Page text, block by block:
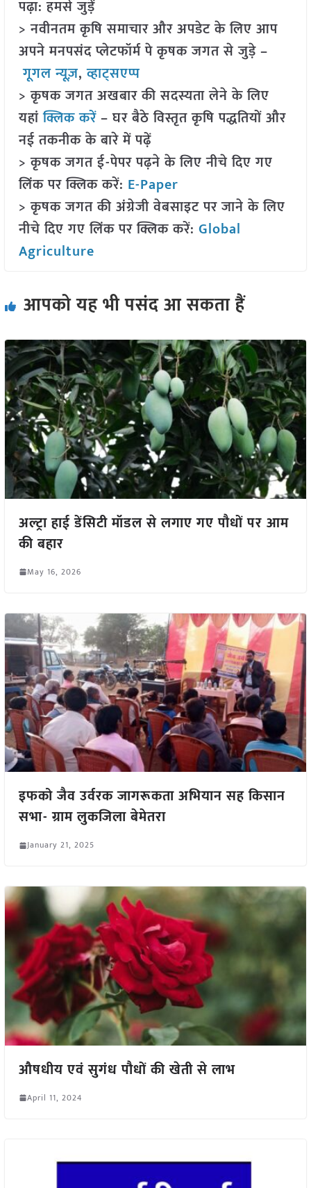
पढ़ा: हमसे जुड़ें
> नवीनतम कृषि समाचार और अपडेट के लिए आप
अपने मनपसंद प्लेटफॉर्म पे कृषक जगत से जुड़े –
गूगल न्यूज़,व्हाट्सएप्प
> कृषक जगत अखबार की सदस्यता लेने के लिए
यहांक्लिक करें– घर बैठे विस्तृत कृषि पद्धतियों और
नई तकनीक के बारे में पढ़ें
> कृषक जगत ई-पेपर पढ़ने के लिए नीचे दिए गए
लिंक पर क्लिक करें: E-Paper
> कृषक जगत की अंग्रेजी वेबसाइट पर जाने के लिए
नीचे दिए गए लिंक पर क्लिक करें: Global
Agriculture
आपको यह भी पसंद आ सकता हैं
अल्ट्रा हाई डेंसिटी मॉडल से लगाए गए पौधों पर आम
की बहार
May 16, 2026
इफको जैव उर्वरक जागरूकता अभियान सह किसान
सभा- ग्राम लुकजिला बेमेतरा
January 21, 2025
औषधीय एवं सुगंध पौधों की खेती से लाभ
April 11, 2024